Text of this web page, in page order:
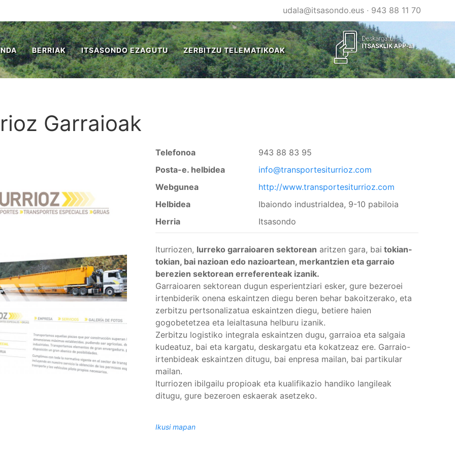
udala@itsasondo.eus· 943 88 11 70
BERRIAK ITSASONDO EZAGUTU ZERBITZU TELEMATIKOAK
Garraioak
Telefonoa
943 88 83 95
Posta-e. helbidea
info@transportesiturrioz.com
Webgunea
http://www.transportesiturrioz.com
Helbidea
Ibaiondo industrialdea, 9-10 pabiloia
Herria
Itsasondo
Iturriozen, lurreko garraioaren sektorean aritzen gara, bai tokian-
tokian, bai nazioan edo nazioartean, merkantzien eta garraio
berezien sektorean erreferenteak izanik.
Garraioaren sektorean dugun esperientziari esker, gure bezeroei
irtenbiderik onena eskaintzen diegu beren behar bakoitzerako, eta
zerbitzu pertsonalizatua eskaintzen diegu, betiere haien
gogobetetzea eta leialtasuna helburu izanik.
Zerbitzu logistiko integrala eskaintzen dugu, garraioa eta salgaia
kudeatuz, bai eta kargatu, deskargatu eta kokatzeaz ere. Garraio-
irtenbideak eskaintzen ditugu, bai enpresa mailan, bai partikular
mailan.
Iturriozen ibilgailu propioak eta kualifikazio handiko langileak
ditugu, gure bezeroen eskaerak asetzeko.
Ikusi mapan